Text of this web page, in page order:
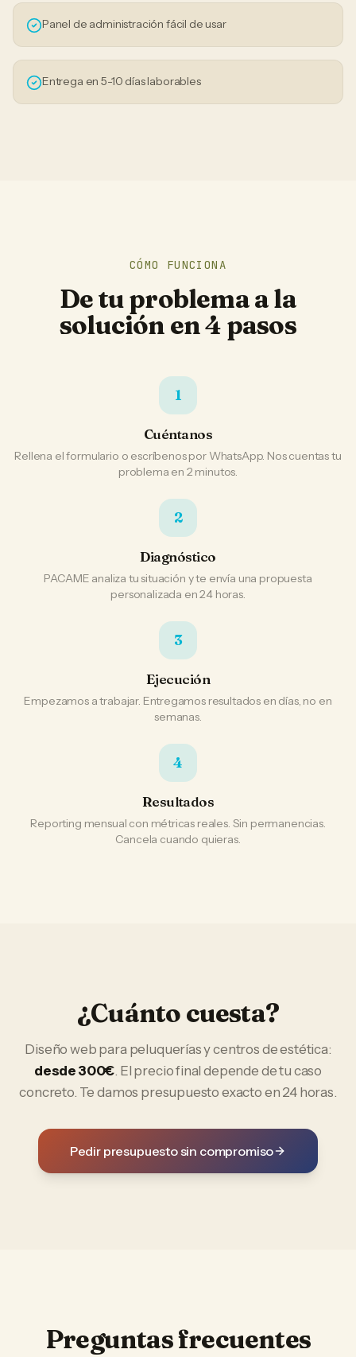
Panel de administración fácil de usar
Entrega en 5-10 días laborables
CÓMO FUNCIONA
De tu problema a la
solución en 4 pasos
1
Cuéntanos
Rellena el formulario o escríbenos por WhatsApp. Nos cuentas tu
problema en 2 minutos.
2
Diagnóstico
PACAME analiza tu situación y te envía una propuesta
personalizada en 24 horas.
3
Ejecución
Empezamos a trabajar. Entregamos resultados en días, no en
semanas.
4
Resultados
Reporting mensual con métricas reales. Sin permanencias.
Cancela cuando quieras.
¿Cuánto cuesta?
Diseño web para peluquerías y centros de estética:
desde 300€. El precio final depende de tu caso
concreto. Te damos presupuesto exacto en 24 horas.
Pedir presupuesto sin compromiso
Preguntas frecuentes